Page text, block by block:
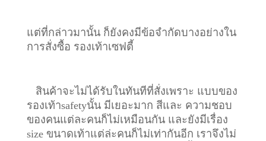
แต่ที่กล่าวมานั้น ก็ยังคงมีข้อจำกัดบางอย่างใน
การสั่งซื้อ รองเท้าเซฟตี้
สินค้าจะไม่ได้รับในทันทีที่สั่งเพราะ แบบของ
รองเท้าsafetyนั้น มีเยอะมาก สีและ ความชอบ
ของคนแต่ละคนก็ไม่เหมือนกัน และยังมีเรื่อง
size ขนาดเท้าแต่ล่ะคนก็ไม่เท่ากันอีก เราจึงไม่